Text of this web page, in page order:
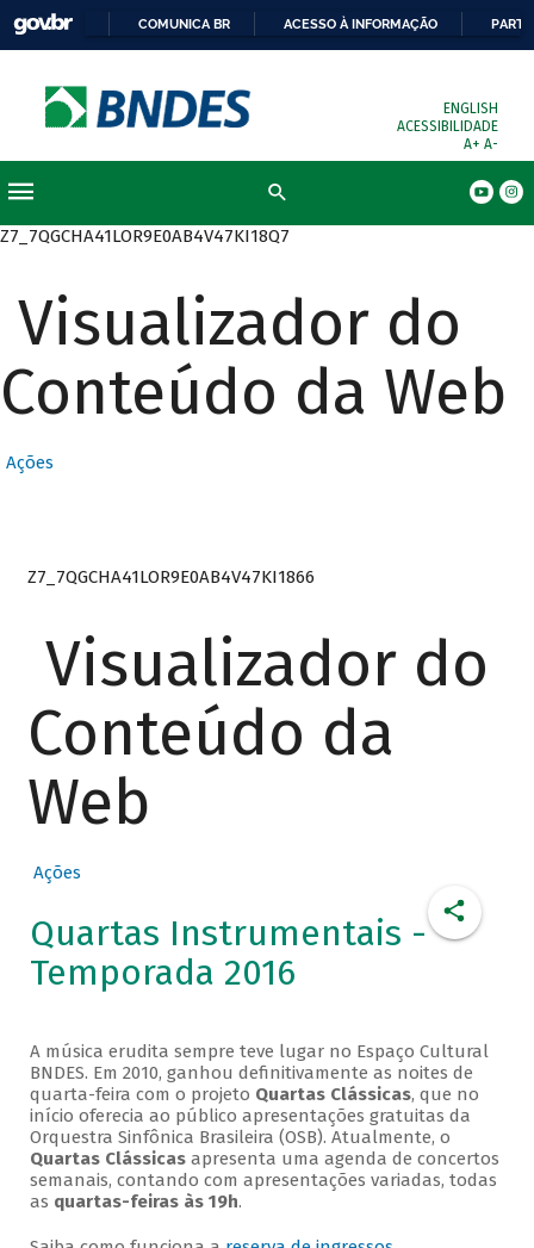
COMUNICA BR ACESSO À INFORMAÇÃO
ENGLISH
ACESSIBILIDADE
A+ A-
Z7_7QGCHA41LOR9E0AB4V47KI18Q7
Visualizador do
Conteúdo da Web
Ações
Z7_7QGCHA41LOR9E0AB4V47KI1866
Visualizador do
Conteúdo da
Web
Ações
Quartas Instrumentais -
Temporada 2016
A música erudita sempre teve lugar no Espaço Cultural
BNDES. Em 2010, ganhou definitivamente as noites de
quarta-feira com o projeto Quartas Clássicas, que no
início oferecia ao público apresentações gratuitas da
Orquestra Sinfônica Brasileira (OSB). Atualmente, o
Quartas Clássicasapresenta uma agenda de concertos
semanais, contando com apresentações variadas, todas
as quartas-feiras às 19h.